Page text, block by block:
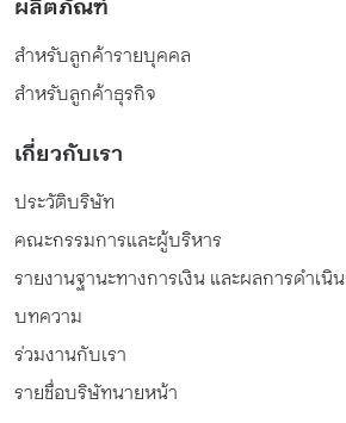
สำหรับลูกค้ารายบุคคล
สำหรับลูกค้าธุรกิจ
เกี่ยวกับเรา
ประวัติบริษัท
คณะกรรมการและผู้บริหาร
รายงานฐานะทางการเงิน และผลการดำเนิ
บทความ
ร่วมงานกับเรา
รายชื่อบริษัทนายหน้า